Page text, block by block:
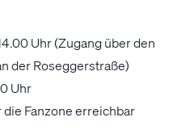
Uhr (Zugang über den
der Roseggerstraße)
Uhr
die Fanzone erreichbar